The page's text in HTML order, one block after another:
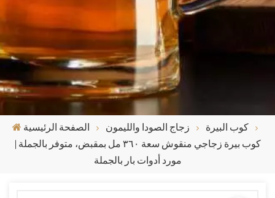
الصفحة الرئيسية زجاج الصودا والليمون
كوب البيرة
كوب بيرة زجاجي منقوش سعة ٣٦٠ مل بمقبض، متوفر بالجملة |
مورد أدوات بار بالجملة